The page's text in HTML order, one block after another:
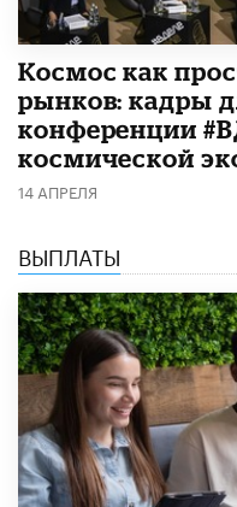
Космос как
рынков: кадры
конференции
космической
14 АПРЕЛЯ
ВЫПЛАТЫ